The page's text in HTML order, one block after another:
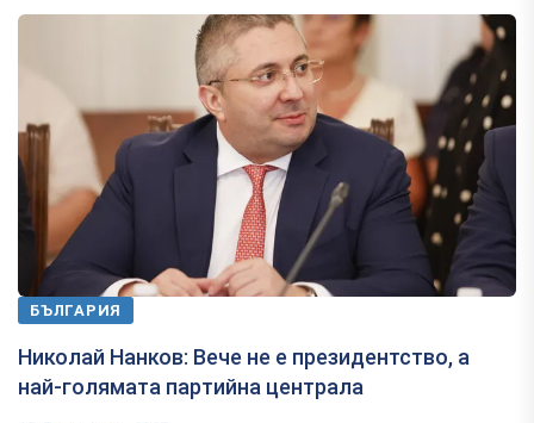
БЪЛГАРИЯ
Николай Нанков: Вече не е президентство, а
най-голямата партийна централа